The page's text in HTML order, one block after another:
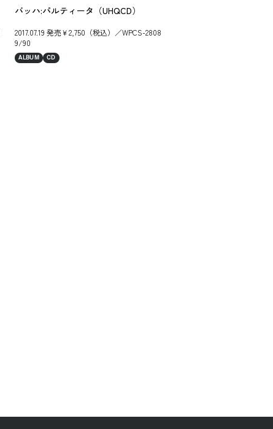
バッハ:パルティータ（UHQCD）
2017.07.19 発売￥2,750（税込）／WPCS-2808
9/90
ALBUM CD